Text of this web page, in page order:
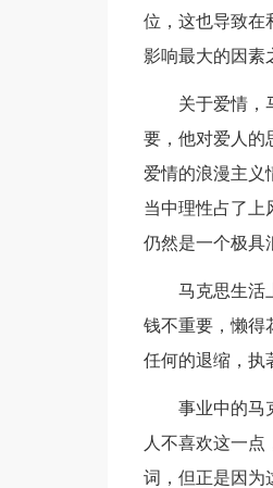
位，这也导致在
影响最大的因素
关于爱情，
要，他对爱人的
爱情的浪漫主义
当中理性占了上
仍然是一个极具
马克思生活
钱不重要，懒得
任何的退缩，执
事业中的马
人不喜欢这一
词，但正是因为